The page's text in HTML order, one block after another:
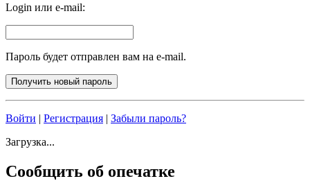
Login или e-mail:
Пароль будет отправлен вам на e-mail.
Войти | Регистрация | Забыли пароль?
Загрузка...
Сообщить об опечатке